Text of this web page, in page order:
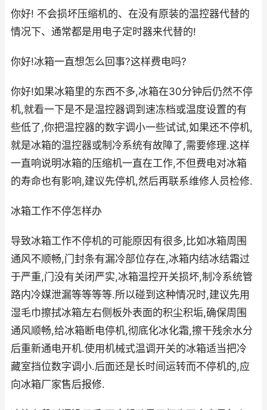
你好! 不会损坏压缩机的、在没有原装的温控器代替的
情况下、通常都是用电子定时器来代替的!
你好!冰箱一直想怎么回事?这样费电吗?
你好!如果冰箱里的东西不多,冰箱在30分钟后仍然不停
机,就看一下是不是温控器调到速冻档或温度设置的有
些低了,你把温控器的数字调小一些试试,如果还不停机,
就是冰箱的温控器或制冷系统有故障了,需要修理.这样
一直响说明冰箱的压缩机一直在工作,不但费电对冰箱
的寿命也有影响,建议先停机,然后再联系维修人员检修.
冰箱工作不停怎样办
导致冰箱工作不停机的可能原因有很多,比如冰箱周围
通风不顺畅,门封条有漏冷部位存在,冰箱内结冰结霜过
于严重,门没有关闭严实,冰箱温控开关损坏,制冷系统管
路内冷媒泄漏等等等等.所以碰到这种情况时,建议先用
湿毛巾擦拭冰箱左右侧板外表面的积尘积垢,确保周围
通风顺畅,给冰箱断电停机,彻底化冰化霜,擦干残余水分
后重新通电开机.使用机械式温调开关的冰箱适当把冷
藏室挡位数字调小.后面还是长时间运转而不停机的,应
向冰箱厂家售后报修.